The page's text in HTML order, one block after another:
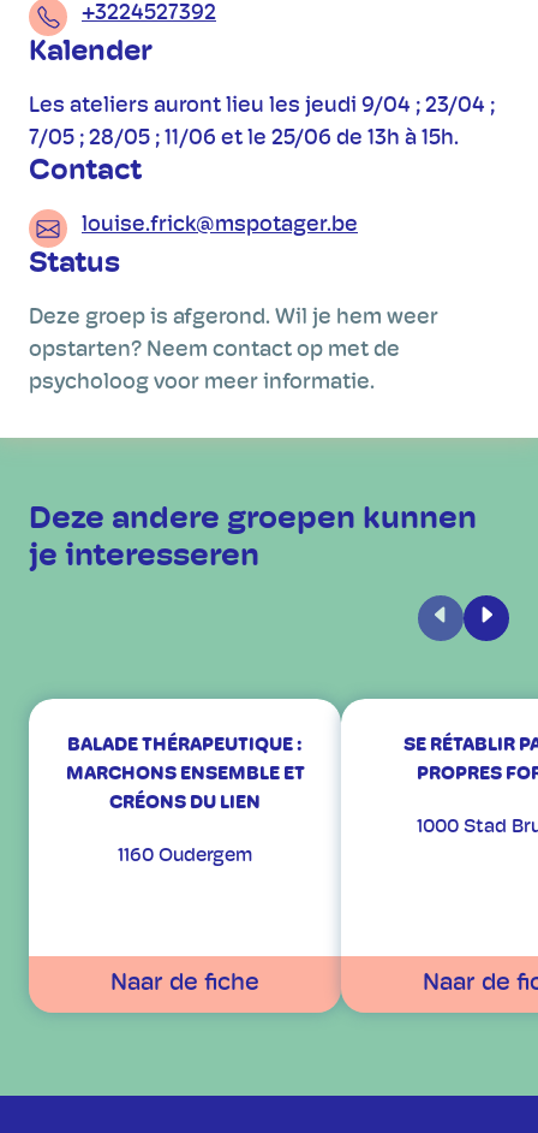
+3224527392
Kalender
Les ateliers auront lieu les jeudi 9/04 ; 23/04 ;
7/05 ; 28/05 ; 11/06 et le 25/06 de 13h à 15h.
Contact
louise.frick@mspotager.be
Status
Deze groep is afgerond. Wil je hem weer
opstarten? Neem contact op met de
psycholoog voor meer informatie.
Deze andere groepen kunnen
je interesseren
Vorige
BALADE THÉRAPEUTIQUE :
MARCHONS ENSEMBLE ET
CRÉONS DU LIEN
1160 Oudergem
Naar de fiche
SE RÉTABLIR
PROPRES
1000 Stad
Naar de